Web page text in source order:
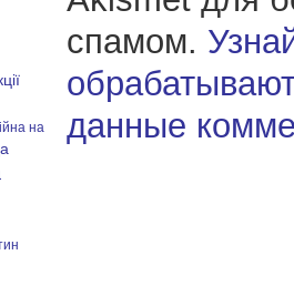
на
спамом.
данные